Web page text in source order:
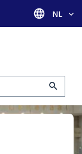
Taal
NL